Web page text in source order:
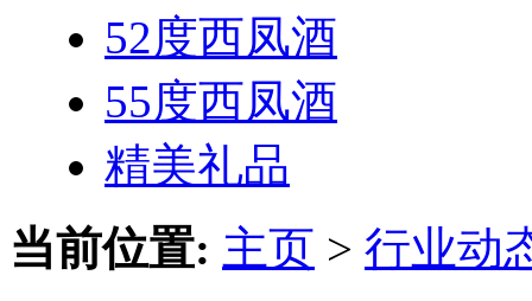
52度西凤酒
55度西凤酒
精美礼品
当前位置: 主页 > 行业动